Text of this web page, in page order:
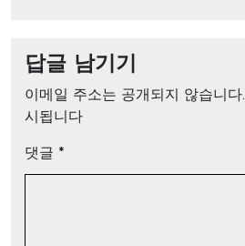
답글 남기기
이메일 주소는 공개되지 않습니다.
시됩니다
댓글 *